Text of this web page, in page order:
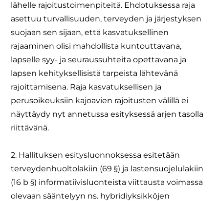
lähelle rajoitustoimenpiteitä. Ehdotuksessa raja
asettuu turvallisuuden, terveyden ja järjestyksen
suojaan sen sijaan, että kasvatuksellinen
rajaaminen olisi mahdollista kuntouttavana,
lapselle syy- ja seuraussuhteita opettavana ja
lapsen kehityksellisistä tarpeista lähtevänä
rajoittamisena. Raja kasvatuksellisen ja
perusoikeuksiin kajoavien rajoitusten välillä ei
näyttäydy nyt annetussa esityksessä arjen tasolla
riittävänä.
2. Hallituksen esitysluonnoksessa esitetään
terveydenhuoltolakiin (69 §) ja lastensuojelulakiin
(16 b §) informatiivisluonteista viittausta voimassa
olevaan sääntelyyn ns. hybridiyksikköjen